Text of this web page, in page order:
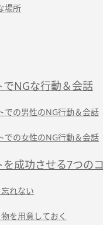
場所
でNGな行動＆会話
での男性のNG行動＆会話
での女性のNG行動＆会話
を成功させる7つの
忘れない
物を用意しておく